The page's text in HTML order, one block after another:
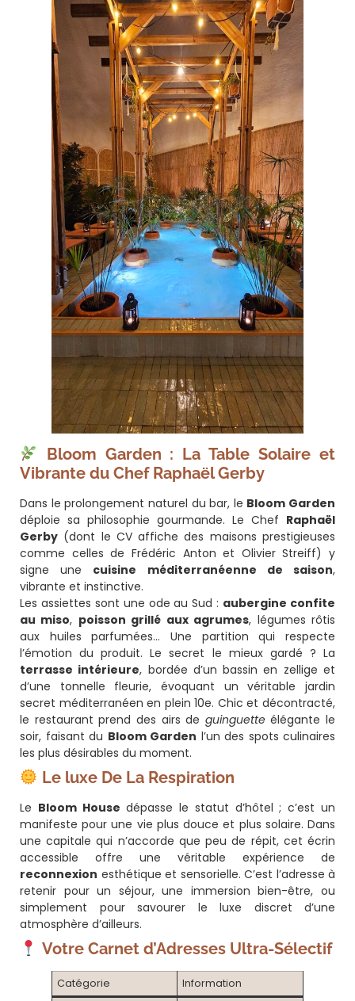
Bloom Garden : La Table Solaire et
Vibrante du Chef Raphaël Gerby
Dans le prolongement naturel du bar, le Bloom Garden
déploie sa philosophie gourmande. Le Chef Raphaël
Gerby (dont le CV affiche des maisons prestigieuses
comme celles de Frédéric Anton et Olivier Streiff) y
signe une cuisine méditerranéenne de saison,
vibrante et instinctive.
Les assiettes sont une ode au Sud : aubergine confite
au miso, poisson grillé aux agrumes, légumes rôtis
aux huiles parfumées… Une partition qui respecte
l’émotion du produit. Le secret le mieux gardé ? La
terrasse intérieure, bordée d’un bassin en zellige et
d’une tonnelle fleurie, évoquant un véritable jardin
secret méditerranéen en plein 10e. Chic et décontracté,
le restaurant prend des airs de guinguetteélégante le
soir, faisant du Bloom Garden l’un des spots culinaires
les plus désirables du moment.
Le luxe De La Respiration
Le Bloom House dépasse le statut d’hôtel ; c’est un
manifeste pour une vie plus douce et plus solaire. Dans
une capitale qui n’accorde que peu de répit, cet écrin
accessible offre une véritable expérience de
reconnexion esthétique et sensorielle. C’est l’adresse à
retenir pour un séjour, une immersion bien-être, ou
simplement pour savourer le luxe discret d’une
atmosphère d’ailleurs.
Votre Carnet d’Adresses Ultra-Sélectif
Catégorie
Information